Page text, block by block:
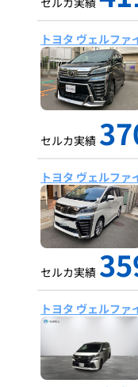
トヨタ ヴェルファ
セルカ実績
トヨタ ヴェルファ
セルカ実績
トヨタ ヴェルファ